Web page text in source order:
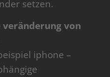
setzen.
von
iphone –